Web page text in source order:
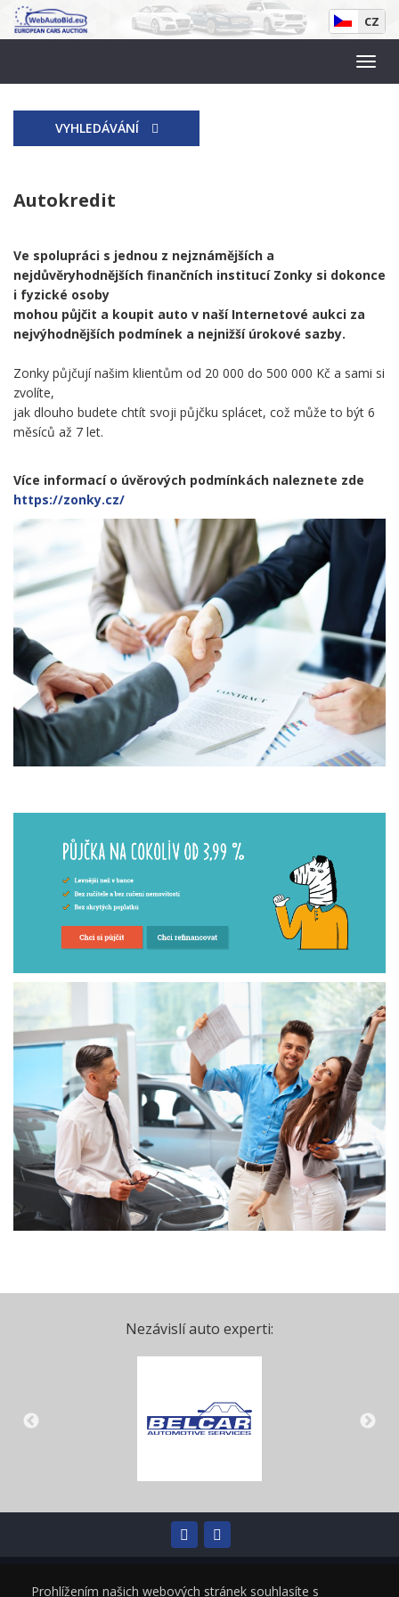
CZ
VYHLEDÁVÁNÍ
Autokredit
Ve spolupráci s jednou z nejznámějších a
nejdůvěryhodnějších finančních institucí Zonky si dokonce
i fyzické osoby
mohou půjčit a koupit auto v naší Internetové aukci za
nejvýhodnějších podmínek a nejnižší úrokové sazby.
Zonky půjčují našim klientům od 20 000 do 500 000 Kč a sami si
zvolíte,
jak dlouho budete chtít svoji půjčku splácet, což může to být 6
měsíců až 7 let.
Více informací o úvěrových podmínkách naleznete zde
https://zonky.cz/
Nezávislí auto experti:
Auto aukce Auta z Číny X-time aukce Pravidla aukce
Prohlížením našich webových stránek souhlasíte s